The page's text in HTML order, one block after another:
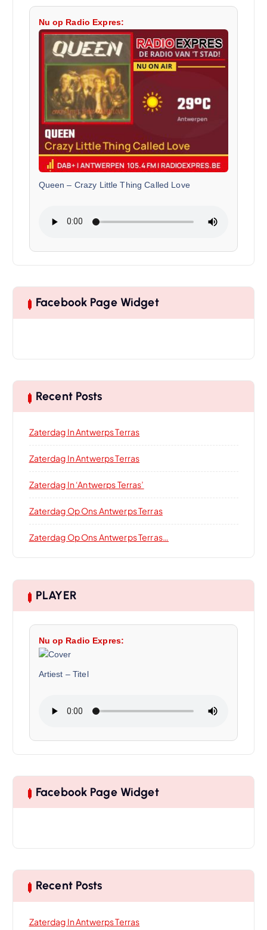
Nu op Radio Expres:
Queen – Crazy Little Thing Called Love
Facebook Page Widget
Recent Posts
Zaterdag In Antwerps Terras
Zaterdag In Antwerps Terras
Zaterdag In ‘Antwerps Terras’
Zaterdag Op Ons Antwerps Terras
Zaterdag Op Ons Antwerps Terras…
PLAYER
Nu op Radio Expres:
Artiest – Titel
Facebook Page Widget
Recent Posts
Zaterdag In Antwerps Terras